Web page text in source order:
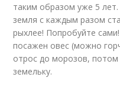
таким образом уже 5
земля с каждым разом
рыхлее! Попробуйте
посажен овес (можно
отрос до морозов, потом
земельку.